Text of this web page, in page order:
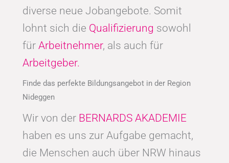
diverse neue Jobangebote. Somit
lohnt sich die Qualifizierung sowohl
für Arbeitnehmer, als auch für
Arbeitgeber.
Finde das perfekte Bildungsangebot in der Region
Nideggen
Wir von der BERNARDS AKADEMIE
haben es uns zur Aufgabe gemacht,
die Menschen auch über NRW hinaus